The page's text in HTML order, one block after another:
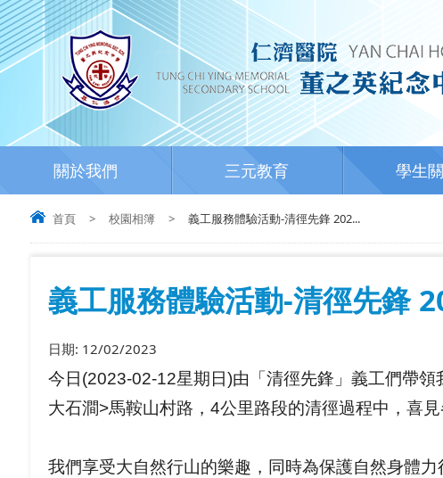
關於我們 三元教育 學生
首頁 > 校園相簿 > 義工服務體驗活動-清徑先鋒 202...
義工服務體驗活動-清徑先鋒
日期: 12/02/2023
今日(2023-02-12星期日)由「清徑先鋒」 義工們帶領
大石澗>馬鞍山村路，4公里路段的清徑過程中，喜見
我們享受大自然行山的樂趣，同時為保護自然身體力